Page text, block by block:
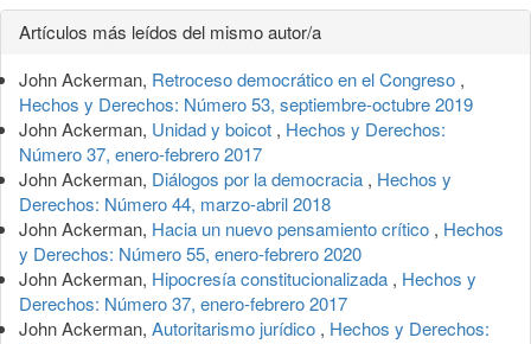
Detalles
del
artículo
Artículos más leídos del mismo autor/a
John Ackerman, Retroceso democrático en el Congreso ,
Hechos y Derechos: Número 53, septiembre-octubre 2019
John Ackerman, Unidad y boicot , Hechos y Derechos:
Número 37, enero-febrero 2017
John Ackerman, Diálogos por la democracia , Hechos y
Derechos: Número 44, marzo-abril 2018
John Ackerman, Hacia un nuevo pensamiento crítico , Hechos
y Derechos: Número 55, enero-febrero 2020
John Ackerman, Hipocresía constitucionalizada , Hechos y
Derechos: Número 37, enero-febrero 2017
John Ackerman, Autoritarismo jurídico , Hechos y Derechos: